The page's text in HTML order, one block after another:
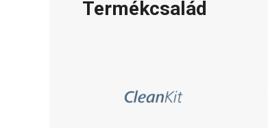
Termékcsalád